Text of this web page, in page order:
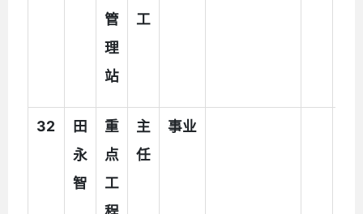
管
理
站
工
32
田
永
智
重
点
工
主
任
事业